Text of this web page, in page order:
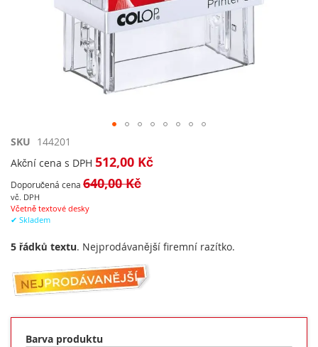
Přeskočit
začátek
galerie
s
obrázky
SKU 144201
Akční cena s DPH 512,00 Kč
Doporučená cena 640,00 Kč
vč. DPH
Včetně textové desky
✔ Skladem
5 řádků textu. Nejprodávanější firemní razítko.
Barva produktu